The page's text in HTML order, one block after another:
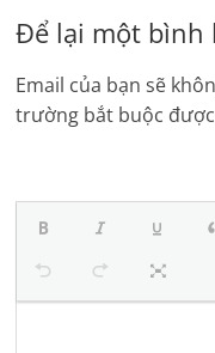
Để lại một bình
Email của bạn sẽ
trường bắt buộc